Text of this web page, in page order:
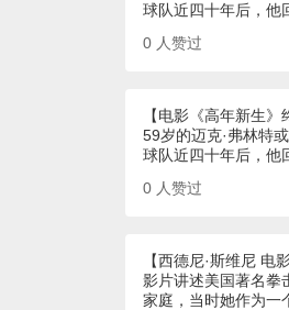
球队近四十年后，
0 人赞过
【电影《高年新生》
59岁的迈克·弗林特
球队近四十年后，
0 人赞过
【西德尼·斯维尼 电
影片讲述美国著名拳
家庭，当时她作为